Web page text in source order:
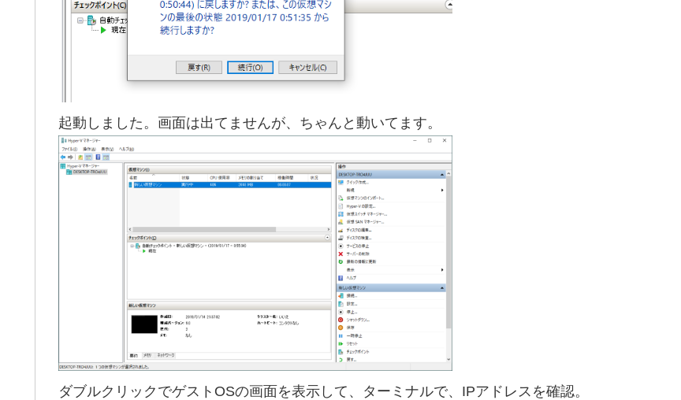
起動しました。画面は出てませんが、ちゃんと動いてます。
ダブルクリックでゲストOSの画面を表示して、ターミナルで、IPアドレスを確認。